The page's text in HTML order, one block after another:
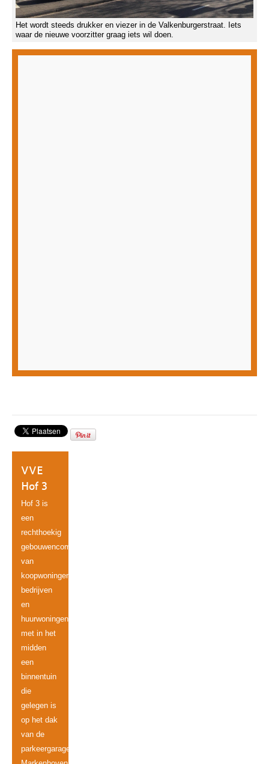
Het wordt steeds drukker en viezer in de Valkenburgerstraat. Iets
waar de nieuwe voorzitter graag iets wil doen.
VVE
Hof 3
Hof 3 is
een
rechthoekig
gebouwencomplex
van
koopwoningen,
bedrijven
en
huurwoningen
met in het
midden
een
binnentuin
die
gelegen is
op het dak
van de
parkeergarage